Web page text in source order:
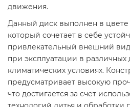
движения.
Данный диск выполнен в цвете
который сочетает в себе
привлекательный внешний
при эксплуатации в
климатических условиях.
предусматривает высокую
что достигается за счет